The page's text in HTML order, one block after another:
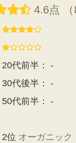
4.6点
20代前半： -
30代後半： -
50代前半： -
2位 オーガニック